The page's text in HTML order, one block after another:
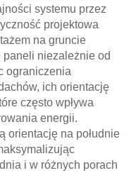
systemu przez
projektowa
na gruncie
niezależnie od
ograniczenia
ich orientację
często wpływa
energii.
orientację na południe
i w różnych porach